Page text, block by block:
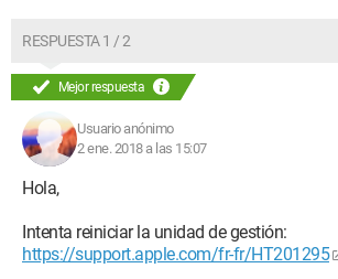
RESPUESTA 1 / 2
Mejor respuesta
Usuario anónimo
2 ene. 2018 a las 15:07
Hola,
Intenta reiniciar la unidad de gestión:
https://support.apple.com/fr-fr/HT201295